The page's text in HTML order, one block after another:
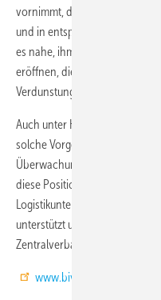
vornimmt, daher mit den
und in entsprechendem
es nahe, ihm hier über den
eröffnen, die
Verdunstungskühlanlagen
Auch unter Kosten- und
solche Vorgehensweise in
Überwachung durch
diese Position wird auch vom
Logistikunternehmen (VDKL)
unterstützt und findet
Zentralverbandes Kälte Klima
www.biv-kaelte.de